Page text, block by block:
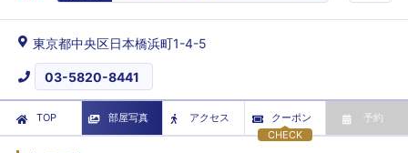
東京都中央区日本橋浜町1-4-5
03-5820-8441
TOP 部屋写真
アクセス
CHECK
クーポン 予約